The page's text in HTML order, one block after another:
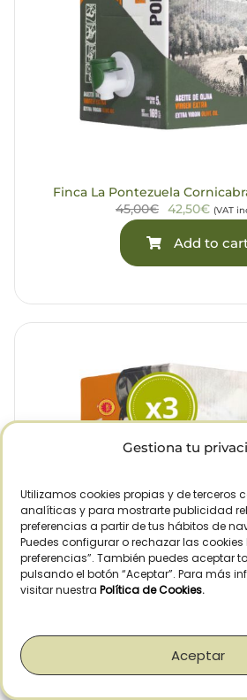
Gestiona tu
Utilizamos cookies propias y de terceros
analíticas y para mostrarte publicidad
preferencias a partir de tus hábitos de
Puedes configurar o rechazar las cookies
preferencias”. También puedes aceptar
pulsando el botón “Aceptar”. Para más
visitar nuestra Política de Cookies.
Aceptar
Finca La Pontezuela
45,00€ 42,50€ (VAT
Add to